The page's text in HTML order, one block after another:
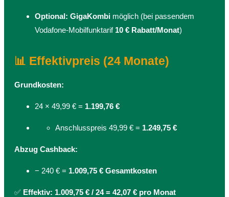
Optional: GigaKombi möglich (bei passendem
Vodafone-Mobilfunktarif 10 € Rabatt/Monat)
📊 Effektivpreis (24 Monate)
Grundkosten:
24 × 49,99 € = 1.199,76 €
Anschlusspreis 49,99 € = 1.249,75 €
Abzug Cashback:
− 240 € = 1.009,75 € Gesamtkosten
✅ Effektiv: 1.009,75 € / 24 = 42,07 € pro Monat